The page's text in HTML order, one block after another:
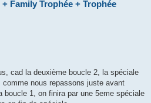
Family Trophée + Trophée
cad la deuxième boucle 2, la spéciale
nous repassons juste avant
boucle 1, on finira par une 5eme spéciale